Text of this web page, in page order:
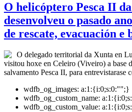
O helicóptero Pesca II
desenvolveu o pasado
de rescate, evacuación e
O delegado territorial da Xunta en
visitou hoxe en Celeiro (Viveiro) a base
salvamento Pesca II, para entrevistarase
wdfb_og_images: a:1:{i:0;s:0:"";}
wdfb_og_custom_name:
wdfb_og_custom_value: